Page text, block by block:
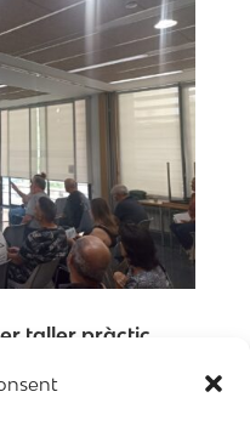
taller pràctic